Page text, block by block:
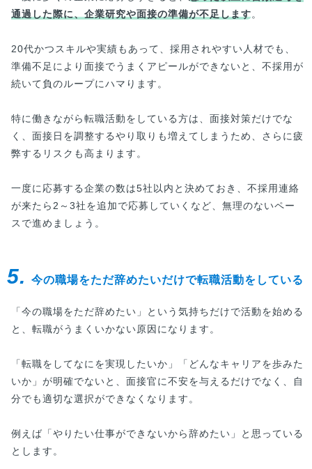
通過した際に、企業研究や面接の準備が不足します。
20代かつスキルや実績もあって、採用されやすい人材でも、
準備不足により面接でうまくアピールができないと、不採用が
続いて負のループにハマります。
特に働きながら転職活動をしている方は、面接対策だけでな
く、面接日を調整するやり取りも増えてしまうため、さらに疲
弊するリスクも高まります。
一度に応募する企業の数は5社以内と決めておき、不採用連絡
が来たら2～3社を追加で応募していくなど、無理のないペー
スで進めましょう。
5. 今の職場をただ辞めたいだけで転職活動をしている
「今の職場をただ辞めたい」という気持ちだけで活動を始める
と、転職がうまくいかない原因になります。
「転職をしてなにを実現したいか」「どんなキャリアを歩みた
いか」が明確でないと、面接官に不安を与えるだけでなく、自
分でも適切な選択ができなくなります。
例えば「やりたい仕事ができないから辞めたい」と思っている
とします。